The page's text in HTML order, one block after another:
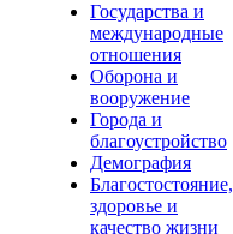
Государства и
международные
отношения
Оборона и
вооружение
Города и
благоустройство
Демография
Благостостояние,
здоровье и
качество жизни